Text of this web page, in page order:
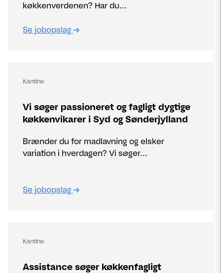
køkkenverdenen? Har du...
Se jobopslag
Kantine
Vi søger passioneret og fagligt dygtige
køkkenvikarer i Syd og Sønderjylland
Brænder du for madlavning og elsker
variation i hverdagen? Vi søger...
Se jobopslag
Kantine
Assistance søger køkkenfagligt